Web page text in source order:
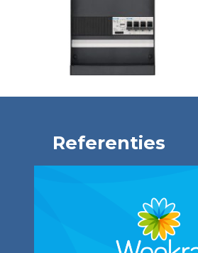
Referenties